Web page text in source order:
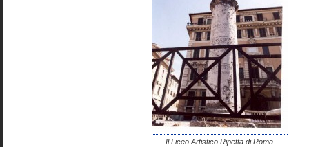
Il Liceo Artistico Ripetta di Roma